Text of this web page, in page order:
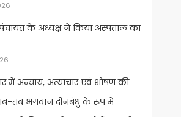
के अध्यक्ष ने किया अस्पताल का
में अन्याय, अत्याचार एवं शोषण की
तब-तब भगवान दीनबंधु के रूप में